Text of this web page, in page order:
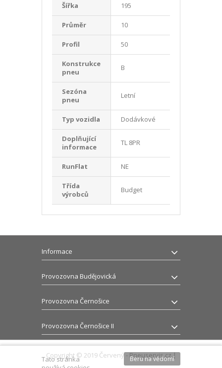
Šířka 195
Průměr 10
Profil 50
Konstrukce
pneu
B
Sezóna
pneu
Letní
Typ vozidla Dodávkové
Doplňující
informace
TL 8PR
RunFlat NE
Třída
výrobců
Budget
Informace
Provozovna Budějovická
Provozovna Černošice
Provozovna Černošice II
Copyright © 2019 Červený - Pneuservis.cz |
Beru na vědomí
Tato stránka